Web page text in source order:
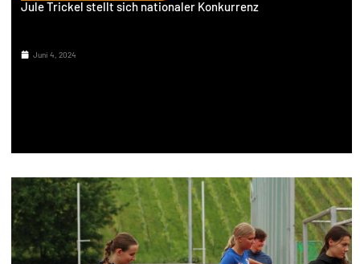
Jule Trickel stellt sich nationaler Konkurrenz
Juni 4, 2024